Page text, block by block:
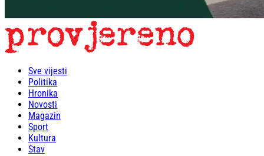
Sve vijesti
Politika
Hronika
Novosti
Magazin
Sport
Kultura
Stav